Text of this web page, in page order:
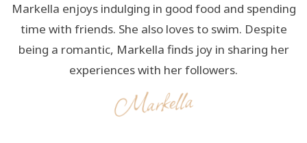
Markella enjoys indulging in good food and spending
time with friends. She also loves to swim. Despite
being a romantic, Markella finds joy in sharing her
experiences with her followers.